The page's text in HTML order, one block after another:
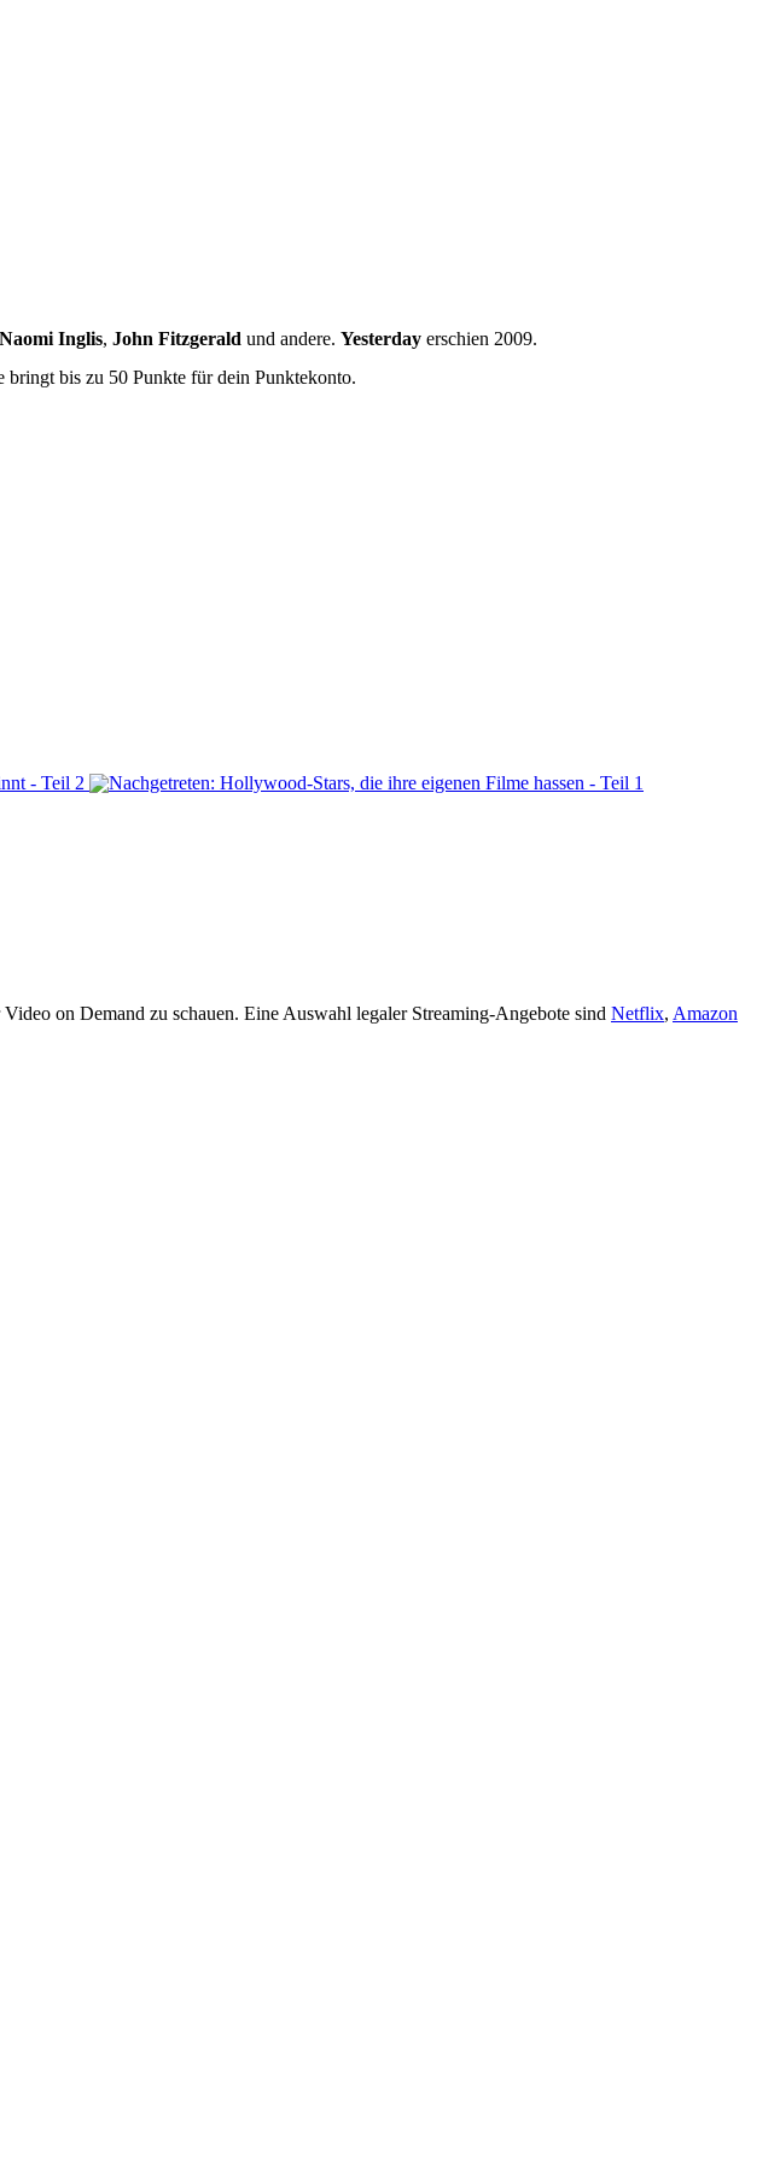
Naomi Inglis, John Fitzgerald und andere. Yesterday erschien 2009.
bringt bis zu 50 Punkte für dein Punktekonto.
on Demand zu schauen. Eine Auswahl legaler Streaming-Angebote sind Netflix, Amazon